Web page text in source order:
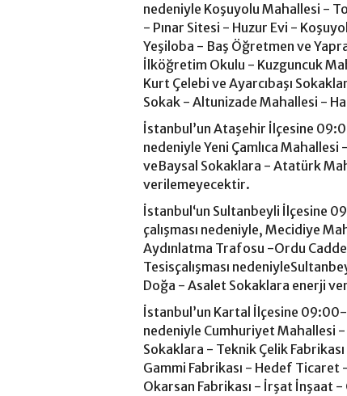
nedeniyle Koşuyolu Mahallesi -
- Pınar Sitesi - Huzur Evi -
Yeşiloba - Baş Öğretmen ve
İlköğretim Okulu - Kuzguncuk
Kurt Çelebi ve Ayarcıbaşı
Sokak - Altunizade Mahallesi -
İstanbul’un Ataşehir İlçesine
nedeniyle Yeni Çamlıca Mahallesi
veBaysal Sokaklara - Atatürk
verilemeyecektir.
İstanbul‘un Sultanbeyli İlçesine
çalışması nedeniyle, Mecidiye
Aydınlatma Trafosu -Ordu
Tesisçalışması
Doğa - Asalet Sokaklara enerji
İstanbul’un Kartal İlçesine 09:00-
nedeniyle Cumhuriyet Mahallesi
Sokaklara - Teknik Çelik
Gammi Fabrikası - Hedef
Okarsan Fabrikası - İrşat İnşaat -